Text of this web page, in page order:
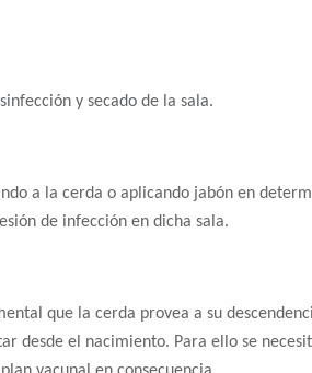
y secado de la sala.
a la cerda o aplicando jabón en
de infección en dicha sala.
que la cerda provea a su
desde el nacimiento. Para ello se